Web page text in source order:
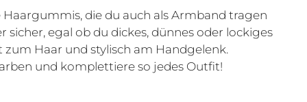
die du auch als Armband tragen
sicher, egal ob du dickes, dünnes oder lockiges
zum Haar und stylisch am Handgelenk.
und komplettiere so jedes Outfit!